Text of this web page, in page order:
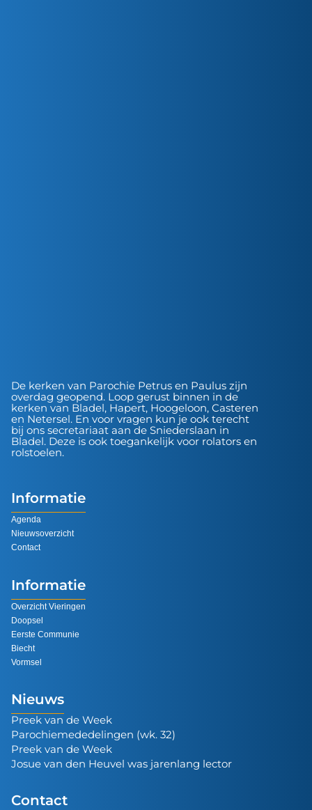
De kerken van Parochie Petrus en Paulus zijn
overdag geopend. Loop gerust binnen in de
kerken van Bladel, Hapert, Hoogeloon, Casteren
en Netersel. En voor vragen kun je ook terecht
bij ons secretariaat aan de Sniederslaan in
Bladel. Deze is ook toegankelijk voor rolators en
rolstoelen.
Informatie
Agenda
Nieuwsoverzicht
Contact
Informatie
Overzicht Vieringen
Doopsel
Eerste Communie
Biecht
Vormsel
Nieuws
Preek van de Week
Parochiemededelingen (wk. 32)
Preek van de Week
Josue van den Heuvel was jarenlang lector
Contact